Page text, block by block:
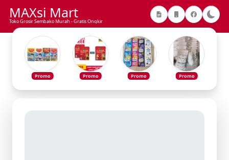
MAXsi Mart
Toko Grosir Sembako Murah - Gratis Ongkir
Promo Promo Promo Promo